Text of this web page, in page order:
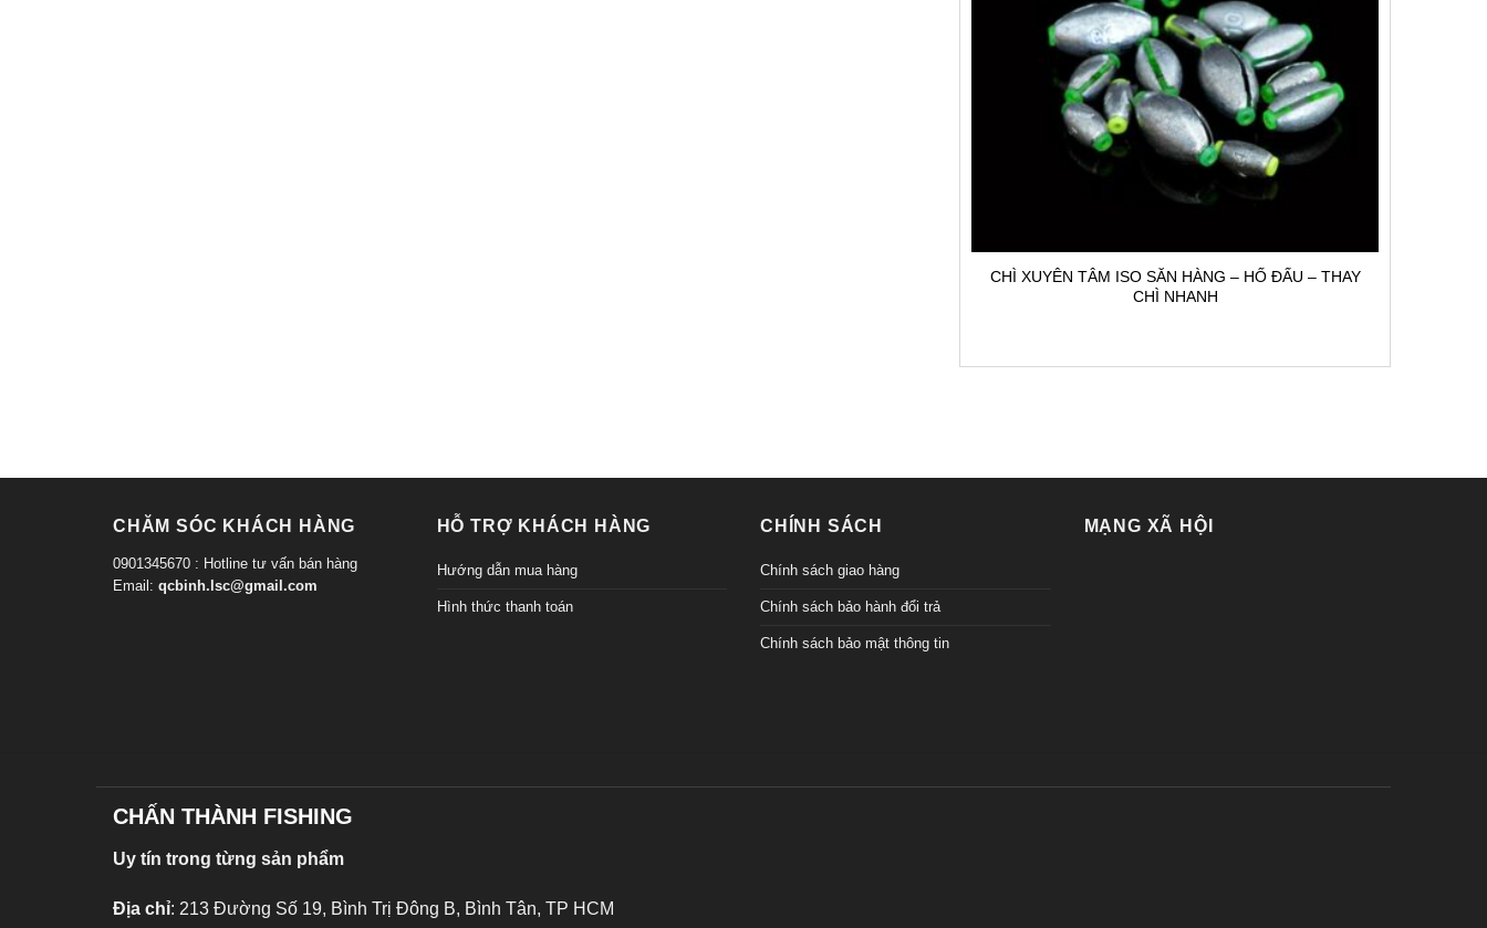
CHÌ XUYÊN TÂM ISO SĂN HÀNG – HỐ ĐẤU – THAY
CHÌ NHANH
CHĂM SÓC KHÁCH HÀNG
0901345670 : Hotline tư vấn bán hàng
Email: qcbinh.lsc@gmail.com
HỖ TRỢ KHÁCH HÀNG
Hướng dẫn mua hàng
Hình thức thanh toán
CHÍNH SÁCH
Chính sách giao hàng
Chính sách bảo hành đổi trả
Chính sách bảo mật thông tin
MẠNG XÃ HỘI
CHẤN THÀNH FISHING
Uy tín trong từng sản phẩm
Địa chỉ: 213 Đường Số 19, Bình Trị Đông B, Bình Tân, TP HCM